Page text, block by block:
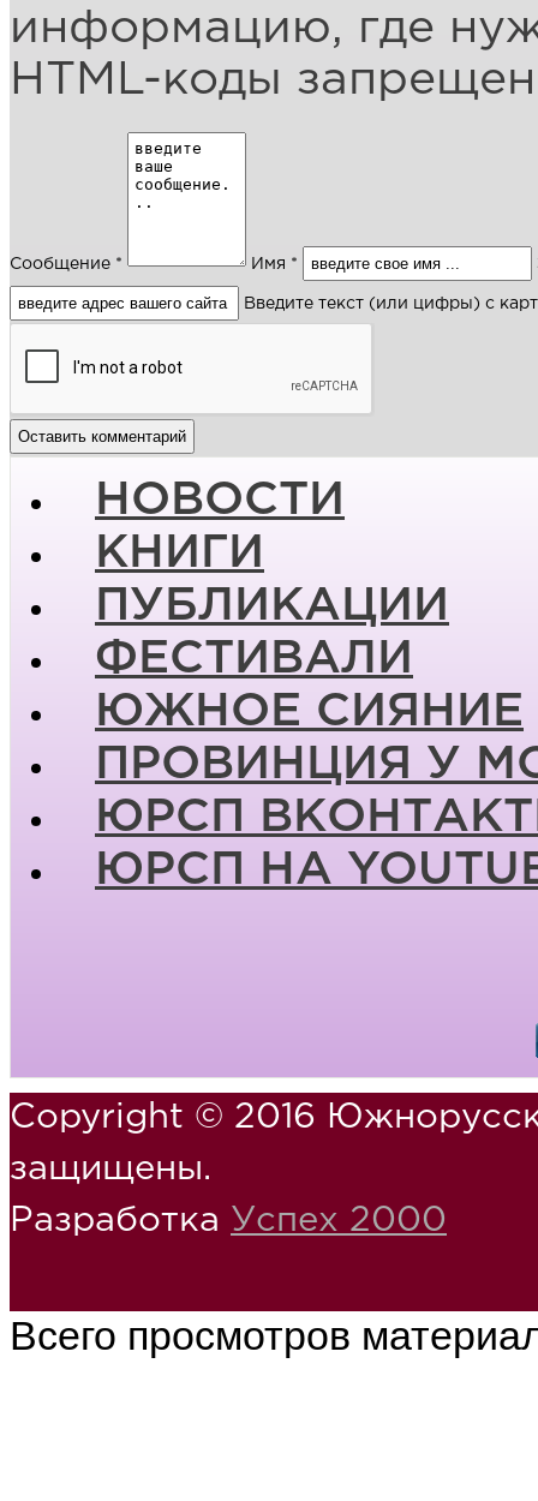
информацию, где
HTML-коды
Сообщение * Имя *
Введите текст (или цифры) с
НОВОСТИ
КНИГИ
ПУБЛИКАЦИИ
ФЕСТИВАЛИ
ЮЖНОЕ СИЯНИЕ
ПРОВИНЦИЯ У
ЮРСП
ЮРСП НА
Copyright © 2016
защищены.
Разработка Успех 2000
Всего просмотров